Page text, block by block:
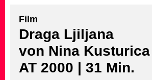
Film
Draga Ljiljana
von Nina Kusturica
AT 2000 | 31 Min.